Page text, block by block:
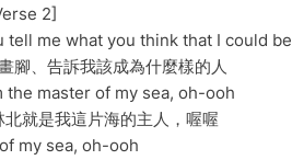
2]
me what you think that I could be
腳、告訴我該成為什麼樣的人
the master of my sea, oh-ooh
就是我這片海的主人，喔喔
my sea, oh-ooh